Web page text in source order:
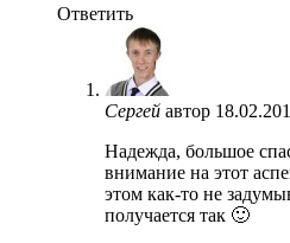
Ответить
Сергей автор
Надежда, большое
внимание на этот
этом как-то не
получается так 🙂